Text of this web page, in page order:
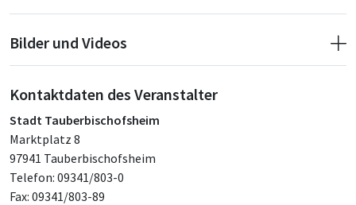
Bilder und Videos
Kontaktdaten des Veranstalter
Stadt Tauberbischofsheim
Marktplatz 8
97941 Tauberbischofsheim
Telefon: 09341/803-0
Fax: 09341/803-89